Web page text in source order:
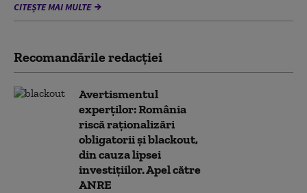
CITEȘTE MAI MULTE
Recomandările redacţiei
Avertismentul
experților: România
riscă raționalizări
obligatorii și blackout,
din cauza lipsei
investițiilor. Apel către
ANRE